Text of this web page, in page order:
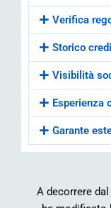
Verifica
Storico
Visibilità
Esperienza
Garante
A decorrere